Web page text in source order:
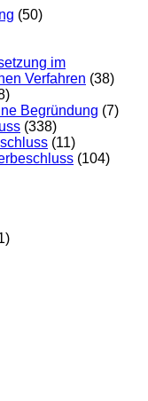
(50)
im
Verfahren (38)
Begründung (7)
(338)
(11)
(104)